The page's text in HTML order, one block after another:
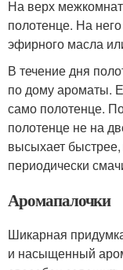
На верх
полотенце. На
эфирного масла
В течение дня
по дому ароматы.
само полотенце.
полотенце не на
высыхает быстрее,
периодически
Аромапалочки
Шикарная
и насыщенный